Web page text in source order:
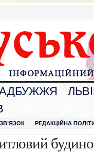
РЕДАКЦІЙНА